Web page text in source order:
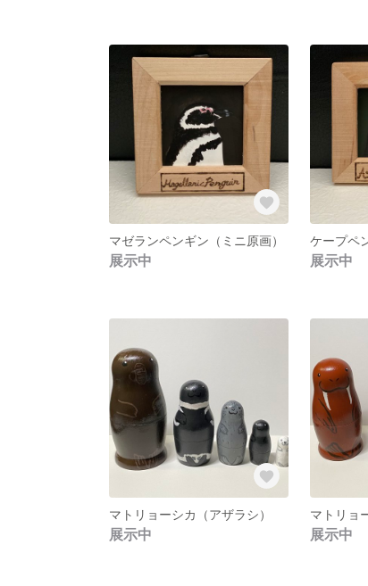
マゼランペンギン（ミニ原画）
展示中
ケープペ
展示中
マトリョーシカ（アザラシ）
展示中
マトリョ
展示中